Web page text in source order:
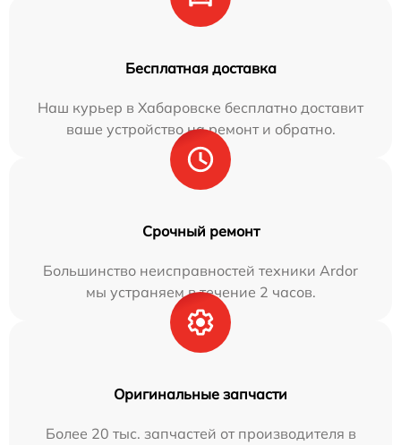
Бесплатная доставка
Наш курьер в Хабаровске бесплатно доставит
ваше устройство на ремонт и обратно.
Срочный ремонт
Большинство неисправностей техники Ardor
мы устраняем в течение 2 часов.
Оригинальные запчасти
Более 20 тыс. запчастей от производителя в